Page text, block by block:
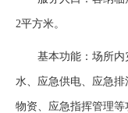
2平方米。
基本功能：场所内
水、应急供电、应急
物资、应急指挥管理等